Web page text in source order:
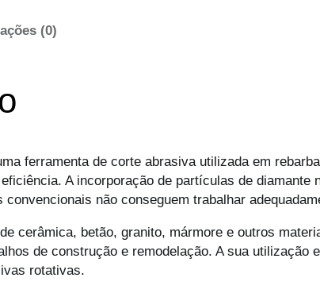
(0)
ferramenta de corte abrasiva utilizada em
A incorporação de partículas de
não conseguem trabalhar
cerâmica, betão, granito, mármore e outros
de construção e remodelação. A sua
rotativas.